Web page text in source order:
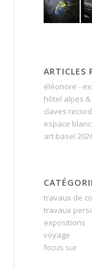
ARTICLES
éléonore -
hôtel alpes
claves
espace
art basel
travaux de
travaux
expositions
voyage
focus sur